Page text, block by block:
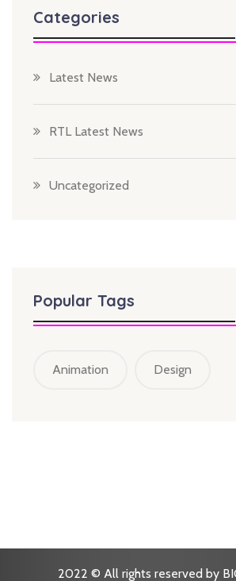
Categories
Latest News
RTL Latest News
Uncategorized
Popular Tags
Animation Design
2022 © All rights reserved by